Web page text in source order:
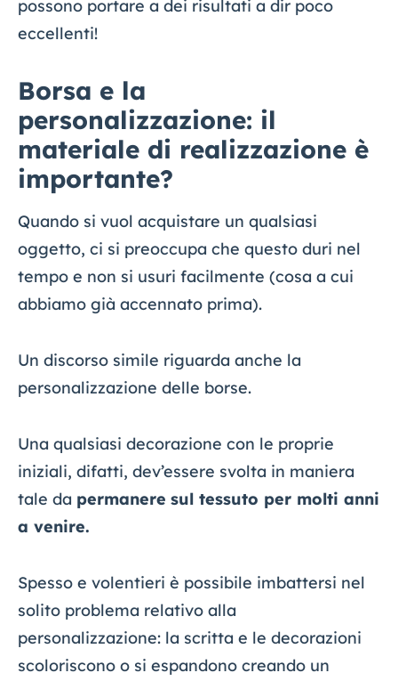
possono portare a dei risultati a dir poco
eccellenti!
Borsa e la
personalizzazione: il
materiale di realizzazione è
importante?
Quando si vuol acquistare un qualsiasi
oggetto, ci si preoccupa che questo duri nel
tempo e non si usuri facilmente (cosa a cui
abbiamo già accennato prima).
Un discorso simile riguarda anche la
personalizzazione delle borse.
Una qualsiasi decorazione con le proprie
iniziali, difatti, dev’essere svolta in maniera
tale da permanere sul tessuto per molti anni
a venire.
Spesso e volentieri è possibile imbattersi nel
solito problema relativo alla
personalizzazione: la scritta e le decorazioni
scoloriscono o si espandono creando un